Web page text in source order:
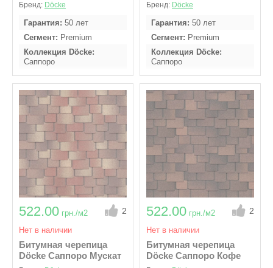
Бренд: Döcke
Гарантия 50 лет
Сегмент
Premium
Коллекция Döcke
Саппоро
В упаковке м2 2,4
Кол - во гонтов в
упаковке
16
Бренд: Döcke
Гарантия 50 лет
Сегмент
Premium
Коллекция Döcke
Саппоро
В упаковке м2 2,4
Кол - во гонтов в
упаковке 16
522.00 грн./м2 2
Нет в наличии
Битумная черепица
Döcke Саппоро Мускат
522.00 грн./м2 2
Нет в наличии
Битумная черепица
Döcke Саппоро Кофе